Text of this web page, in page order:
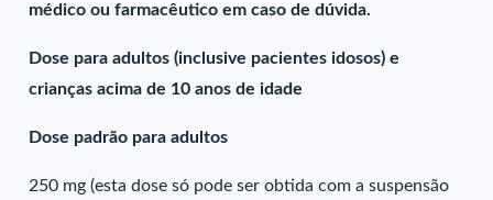
médico ou farmacêutico em caso de dúvida.
Dose para adultos (inclusive pacientes idosos) e
crianças acima de 10 anos de idade
Dose padrão para adultos
250 mg (esta dose só pode ser obtida com a suspensão